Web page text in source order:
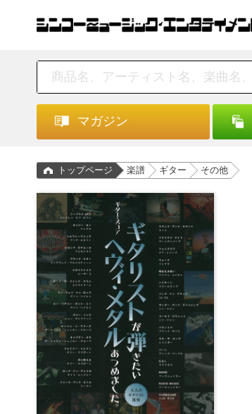
マガジン
トップページ 楽譜 ギター その他